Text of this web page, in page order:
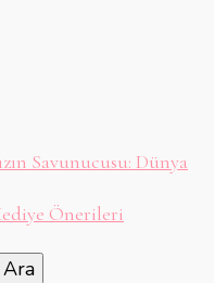
Savunucusu: Dünya
Önerileri
Ara